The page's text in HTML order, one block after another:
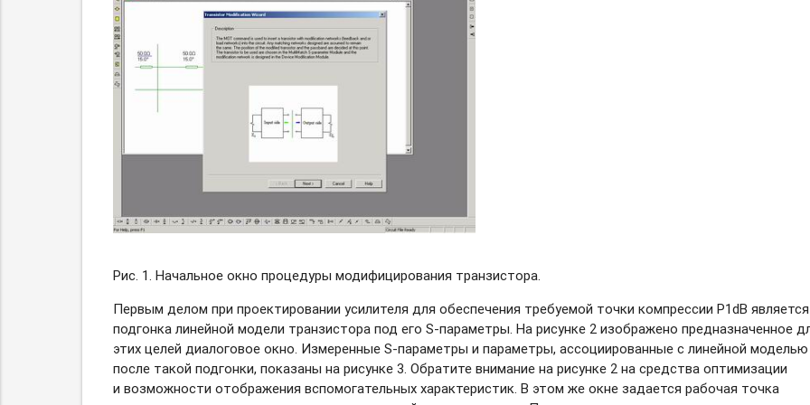
Рис. 1. Начальное окно процедуры модифицирования транзистора.
Первым делом при проектировании усилителя для обеспечения требуемой точки компрессии P1dB является
подгонка линейной модели транзистора под его S-параметры. На рисунке 2 изображено предназначенное
этих целей диалоговое окно. Измеренные S-параметры и параметры, ассоциированные с линейной моделью
после такой подгонки, показаны на рисунке 3. Обратите внимание на рисунке 2 на средства оптимизации
и возможности отображения вспомогательных характеристик. В этом же окне задается рабочая точка